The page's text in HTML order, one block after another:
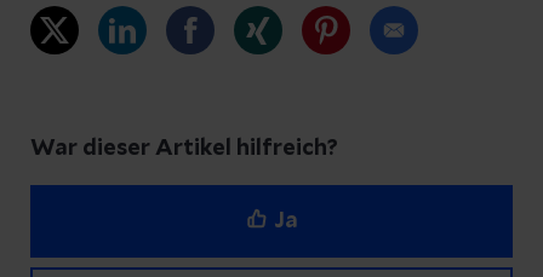
War dieser Artikel hilfreich?
Ja